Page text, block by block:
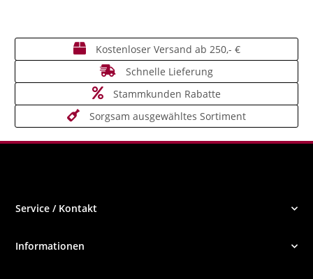
Kostenloser Versand ab 250,- €
Schnelle Lieferung
Stammkunden Rabatte
Sorgsam ausgewähltes Sortiment
Service / Kontakt
Informationen